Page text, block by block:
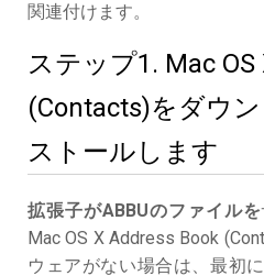
関連付けます。
ステップ1. Mac
(Contacts)をダウ
ストールします
拡張子がABBUのファイルを
Mac OS X Address Book
ウェアがない場合は、最初